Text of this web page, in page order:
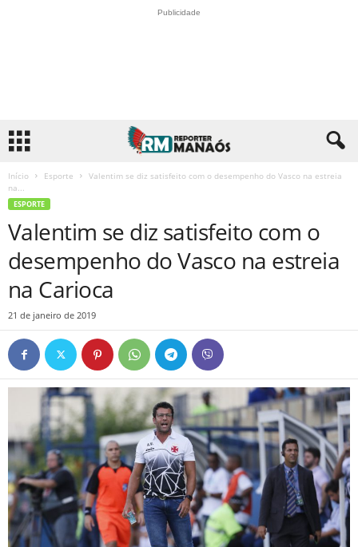
Publicidade
Início Esporte
Valentim se diz satisfeito com o desempenho do Vasco na estreia
na...
ESPORTE
Valentim se diz satisfeito com o
desempenho do Vasco na estreia
na Carioca
21 de janeiro de 2019